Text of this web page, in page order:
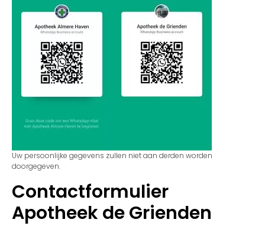
Uw persoonlijke gegevens zullen niet aan derden worden
doorgegeven.
Contactformulier
Apotheek de Grienden